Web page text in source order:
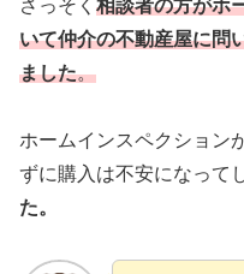
さっそく 相談者の方がホ
いて仲介の不動産屋に問
ました。
ホームインスペクション
ずに購入は不安になって
た。